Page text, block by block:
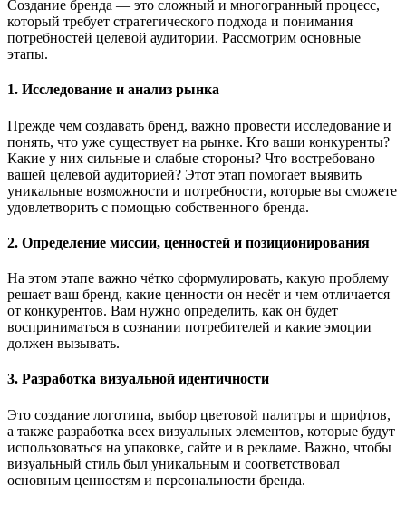
Создание бренда — это сложный и многогранный процесс,
который требует стратегического подхода и понимания
потребностей целевой аудитории. Рассмотрим основные
этапы.
1. Исследование и анализ рынка
Прежде чем создавать бренд, важно провести исследование и
понять, что уже существует на рынке. Кто ваши конкуренты?
Какие у них сильные и слабые стороны? Что востребовано
вашей целевой аудиторией? Этот этап помогает выявить
уникальные возможности и потребности, которые вы сможете
удовлетворить с помощью собственного бренда.
2. Определение миссии, ценностей и позиционирования
На этом этапе важно чётко сформулировать, какую проблему
решает ваш бренд, какие ценности он несёт и чем отличается
от конкурентов. Вам нужно определить, как он будет
восприниматься в сознании потребителей и какие эмоции
должен вызывать.
3. Разработка визуальной идентичности
Это создание логотипа, выбор цветовой палитры и шрифтов,
а также разработка всех визуальных элементов, которые будут
использоваться на упаковке, сайте и в рекламе. Важно, чтобы
визуальный стиль был уникальным и соответствовал
основным ценностям и персональности бренда.